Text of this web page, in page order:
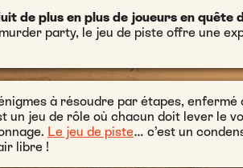
de plus en plus de joueurs en quête
party, le jeu de piste offre une
à résoudre par étapes,
un jeu de rôle où chacun doit lever le
Le jeu de piste… c’est un
libre !